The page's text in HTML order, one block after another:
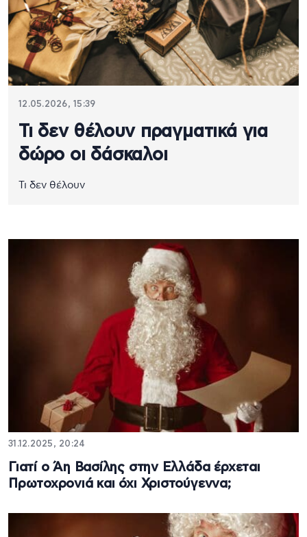
12.05.2026, 15:39
Τι δεν θέλουν πραγματικά για
δώρο οι δάσκαλοι
Τι δεν θέλουν
31.12.2025, 20:24
Γιατί ο Άη Βασίλης στην Ελλάδα έρχεται
Πρωτοχρονιά και όχι Χριστούγεννα;